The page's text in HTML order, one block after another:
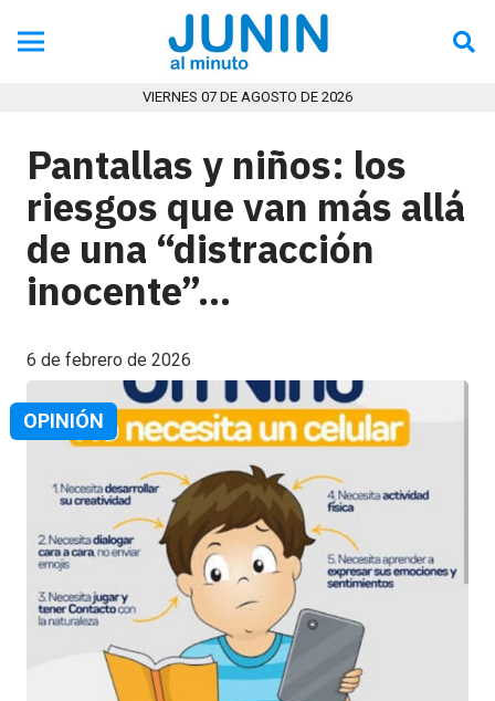
VIERNES 07 DE AGOSTO DE 2026
Pantallas y niños: los
riesgos que van más allá
de una “distracción
inocente”…
6 de febrero de 2026
OPINIÓN